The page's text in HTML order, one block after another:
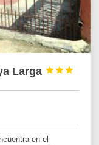
Larga 


en el